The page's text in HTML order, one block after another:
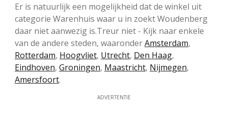
Er is natuurlijk een mogelijkheid dat de winkel uit
categorie Warenhuis waar u in zoekt Woudenberg
daar niet aanwezig is.Treur niet - Kijk naar enkele
van de andere steden, waaronderAmsterdam,
Rotterdam, Hoogvliet, Utrecht, Den Haag,
Eindhoven, Groningen, Maastricht, Nijmegen,
Amersfoort.
ADVERTENTIE